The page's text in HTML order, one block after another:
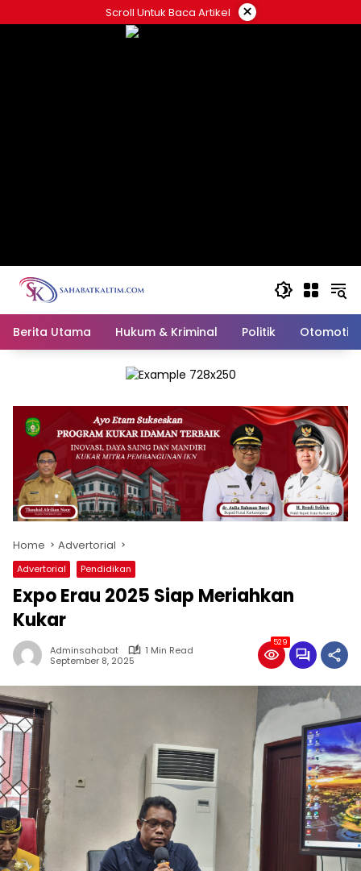
to
Scroll Untuk Baca Artikel ×
Berita Utama Hukum & Kriminal Politik Otomotif
Home Advertorial
Advertorial Pendidikan
Expo Erau 2025 Siap Meriahkan
Kukar
Adminsahabat
1 Min Read
September 8, 2025
529